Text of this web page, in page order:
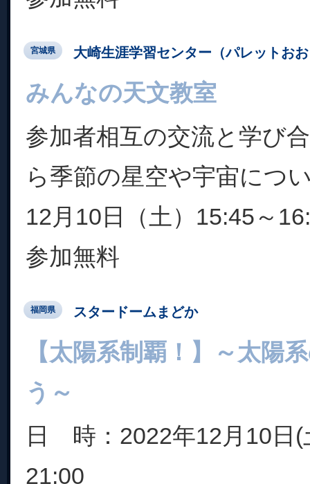
宮城県 大崎生涯学習センター（パレットお
みんなの天文教室
参加者相互の交流と学び
ら季節の星空や宇宙につ
12月10日（土）15:45～
参加無料
福岡県 スタードームまどか
【太陽系制覇！】～太陽
う～
日 時：2022年12月10
21:00